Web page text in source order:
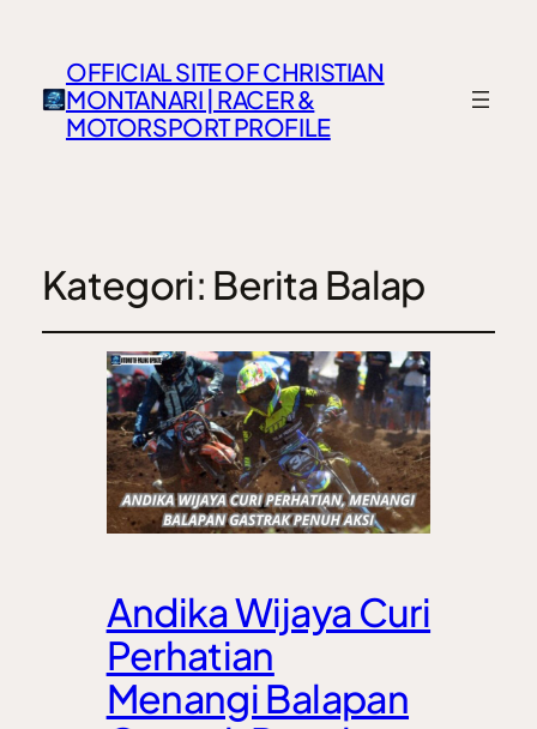
OFFICIAL SITE OF CHRISTIAN
MONTANARI | RACER &
MOTORSPORT PROFILE
Kategori: Berita Balap
Andika Wijaya Curi
Perhatian
Menangi Balapan